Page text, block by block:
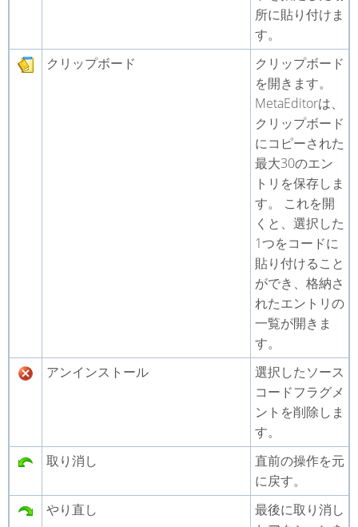
所に貼り付けま
す。
クリップボード
クリップボード
を開きます。
MetaEditorは、
クリップボード
にコピーされた
最大30のエン
トリを保存しま
す。 これを開
くと、選択した
1つをコードに
貼り付けること
ができ、格納さ
れたエントリの
一覧が開きま
す。
アンインストール
選択したソース
コードフラグメ
ントを削除しま
す。
取り消し
直前の操作を元
に戻す。
やり直し
最後に取り消し